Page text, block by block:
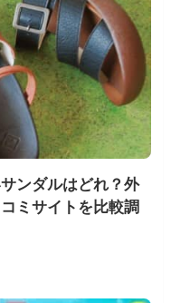
ンダルはどれ？外
ミサイトを比較調